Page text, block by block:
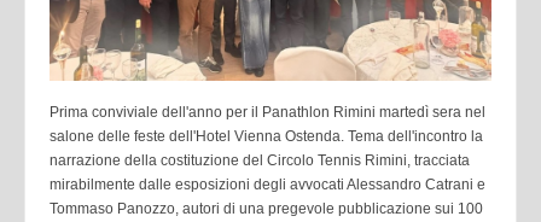
Prima conviviale dell'anno per il Panathlon Rimini martedì sera nel
salone delle feste dell'Hotel Vienna Ostenda. Tema dell'incontro la
narrazione della costituzione del Circolo Tennis Rimini, tracciata
mirabilmente dalle esposizioni degli avvocati Alessandro Catrani e
Tommaso Panozzo, autori di una pregevole pubblicazione sui 100